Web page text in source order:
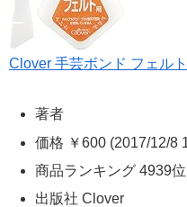
Clover 手芸ボンド フェル
著者
価格 ￥600 (2017/12/8
商品ランキング 4939位
出版社 Clover